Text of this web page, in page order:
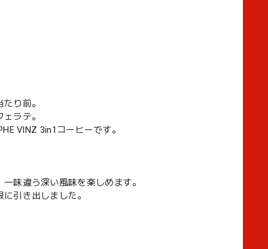
り前。
ラテ。
VINZ 3in1コーヒーです。
味違う深い風味を楽しめます。
引き出しました。